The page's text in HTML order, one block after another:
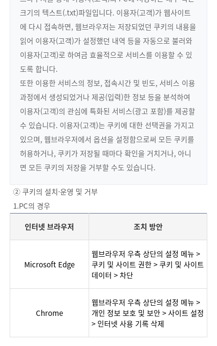
크기의 텍스트(.txt)파일입니다. 이용자(고객)가 웹사이트
에 다시 접속하면, 웹브라우저는 저장되었던 쿠키의 내용을
읽어 이용자(고객)가 설정했던 내역 등을 자동으로 불러와
이용자(고객)로 하여금 효율적으로 서비스를 이용할 수 있
도록 합니다.
또한 이용한 서비스의 정보, 접속시간 및 빈도, 서비스 이용
과정에서 생성되었거나 제공(입력)한 정보 등을 분석하여
이용자(고객)의 관심에 특화된 서비스(광고 포함)를 제공할
수 있습니다. 이용자(고객)는 쿠키에 대한 선택권을 가지고
있으며, 웹브라우저에서 옵션을 설정함으로써 모든 쿠키를
허용하거나, 쿠키가 저장될 때마다 확인을 거치거나, 아니
면 모든 쿠키의 저장을 거부할 수도 있습니다.
② 쿠키의 설치·운영 및 거부
1.PC의 경우
인터넷 브라우저 조치 방안
Microsoft Edge
웹브라우저 우측 상단의 설정 메뉴 >
쿠키 및 사이트 권한 > 쿠키 및 사이트
데이터 > 차단
Chrome
웹브라우저 우측 상단의 설정 메뉴 >
개인 정보 보호 및 보안 > 사이트 설정
> 인터넷 사용 기록 삭제